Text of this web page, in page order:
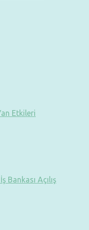
Etkileri
Bankası Açılış